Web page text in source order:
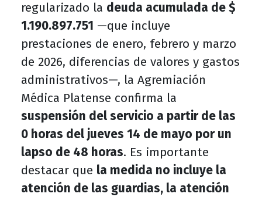
regularizado la deuda acumulada de $
1.190.897.751 —que incluye
prestaciones de enero, febrero y marzo
de 2026, diferencias de valores y gastos
administrativos—, la Agremiación
Médica Platense confirma la
suspensión del servicio a partir de las
0 horas del jueves 14 de mayo por un
lapso de 48 horas. Es importante
destacar que la medida no incluye la
atención de las guardias, la atención